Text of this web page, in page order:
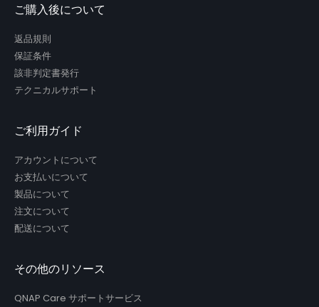
ご購入後について
返品規則
保証条件
該非判定書発行
テクニカルサポート
ご利用ガイド
アカウントについて
お支払いについて
製品について
注文について
配送について
その他のリソース
QNAP Care サポートサービス